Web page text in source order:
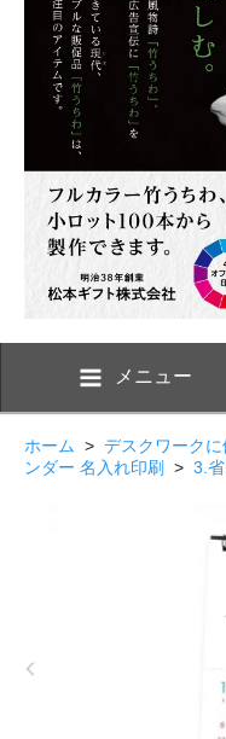
メニュー
ホーム > デスクワーク
ンダー 名入れ印刷
> 3.